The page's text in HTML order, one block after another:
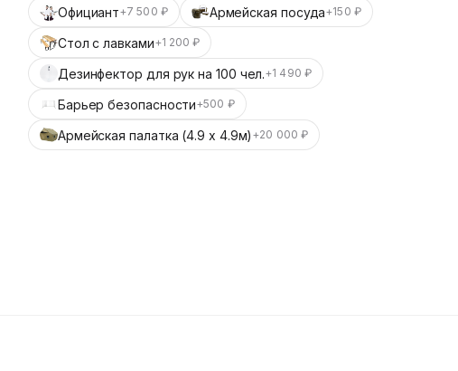
Официант+7 500 ₽ Армейская посуда+150 ₽
Стол с лавками+1 200 ₽
Дезинфектор для рук на 100 чел.+1 490 ₽
Барьер безопасности+500 ₽
Армейская палатка (4.9 х 4.9м) +20 000 ₽